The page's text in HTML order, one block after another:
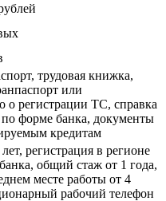
трудовая книжка,
или
о регистрации ТС, справка
форме банка, документы
кредитам
регистрация в регионе
общий стаж от 1 года,
месте работы от 4
рабочий телефон